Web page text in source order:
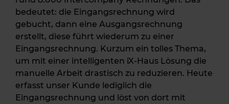
bedeutet: die Eingangsrechnung wird
gebucht, dann eine Ausgangsrechnung
erstellt, diese führt wiederum zu einer
Eingangsrechnung. Kurzum ein tolles Thema,
um mit einer intelligenten iX-Haus Lösung die
manuelle Arbeit drastisch zu reduzieren. Heute
erfasst unser Kunde lediglich die
Eingangsrechnung und löst von dort mit